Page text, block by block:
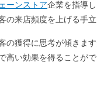
ーンストア企業を指導
の来店頻度を上げる手
の獲得に思考が傾きま
高い効果を得ることがで